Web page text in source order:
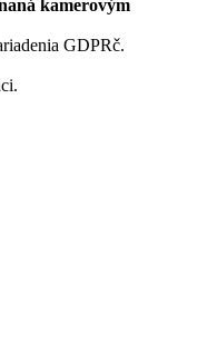
kamerovým
GDPRč.